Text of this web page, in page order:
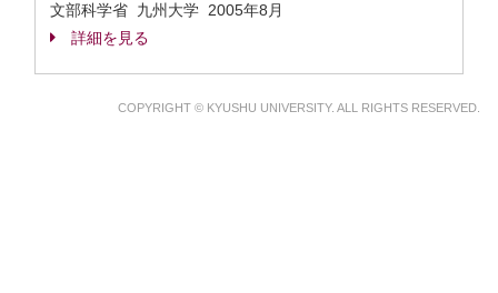
文部科学省 九州大学 2005年8月
詳細を見る
COPYRIGHT © KYUSHU UNIVERSITY. ALL RIGHTS RESERVED.